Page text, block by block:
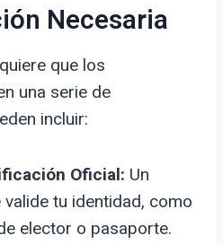
Necesaria
que los
una serie de
incluir:
Oficial: Un
tu identidad, como
elector o pasaporte.